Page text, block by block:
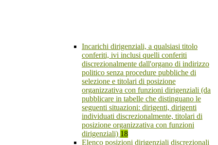
Incarichi dirigenziali, a qualsiasi titolo
conferiti, ivi inclusi quelli conferiti
discrezionalmente dall'organo di indirizzo
politico senza procedure pubbliche di
selezione e titolari di posizione
organizzativa con funzioni dirigenziali (da
pubblicare in tabelle che distinguano le
seguenti situazioni: dirigenti, dirigenti
individuati discrezionalmente, titolari di
posizione organizzativa con funzioni
dirigenziali) 18
Elenco posizioni dirigenziali discrezionali